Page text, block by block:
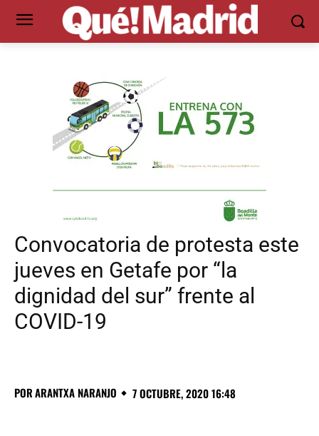
Convocatoria de protesta este
jueves en Getafe por “la
dignidad del sur” frente al
COVID-19
PORARANTXA NARANJO 7 OCTUBRE, 2020 16:48